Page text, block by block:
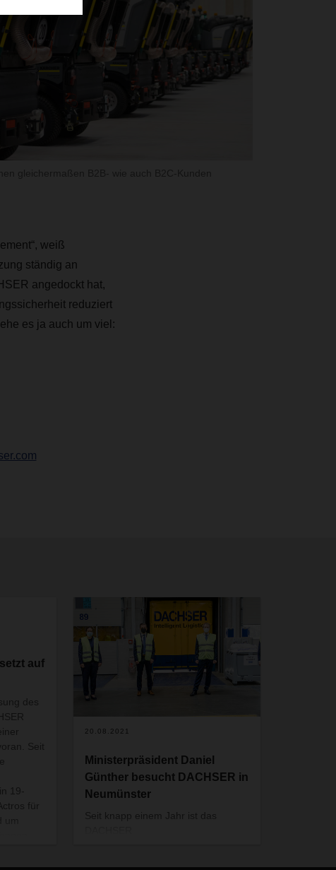
weiß
ständig an
angedockt hat,
reduziert
es ja auch um viel:
auf
des
Seit
19-
für
in
20.08.2021
Ministerpräsident Daniel
Günther besucht DACHSER in
Neumünster
Seit knapp einem Jahr ist das